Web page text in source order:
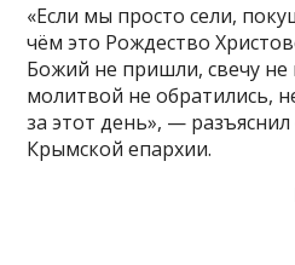
«Если мы просто сели,
чём это Рождество
Божий не пришли, свечу не
молитвой не обратились,
за этот день», —
Крымской епархии.